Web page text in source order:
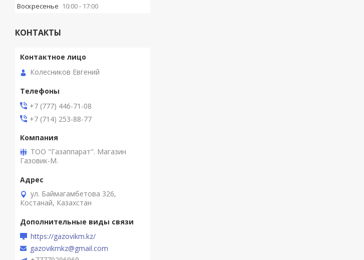
Воскресенье 10:00 17:00
КОНТАКТЫ
Колесников Евгений
+7 (777) 446-71-08
+7 (714) 253-88-77
ТОО "Газаппарат". Магазин
Газовик-М.
ул. Баймагамбетова 326,
Костанай, Казахстан
https://gazovikm.kz/
gazovikmkz@gmail.com